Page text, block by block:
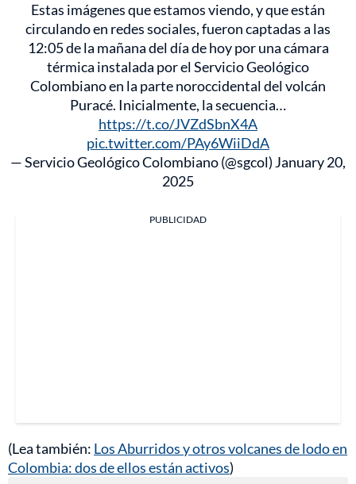
Estas imágenes que estamos viendo, y que están
circulando en redes sociales, fueron captadas a las
12:05 de la mañana del día de hoy por una cámara
térmica instalada por el Servicio Geológico
Colombiano en la parte noroccidental del volcán
Puracé. Inicialmente, la secuencia…
https://t.co/JVZdSbnX4A
pic.twitter.com/PAy6WiiDdA
— Servicio Geológico Colombiano (@sgcol) January 20,
2025
PUBLICIDAD
(Lea también: Los Aburridos y otros volcanes de lodo en
Colombia: dos de ellos están activos)